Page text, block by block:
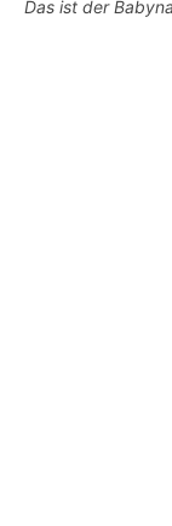
Das ist der